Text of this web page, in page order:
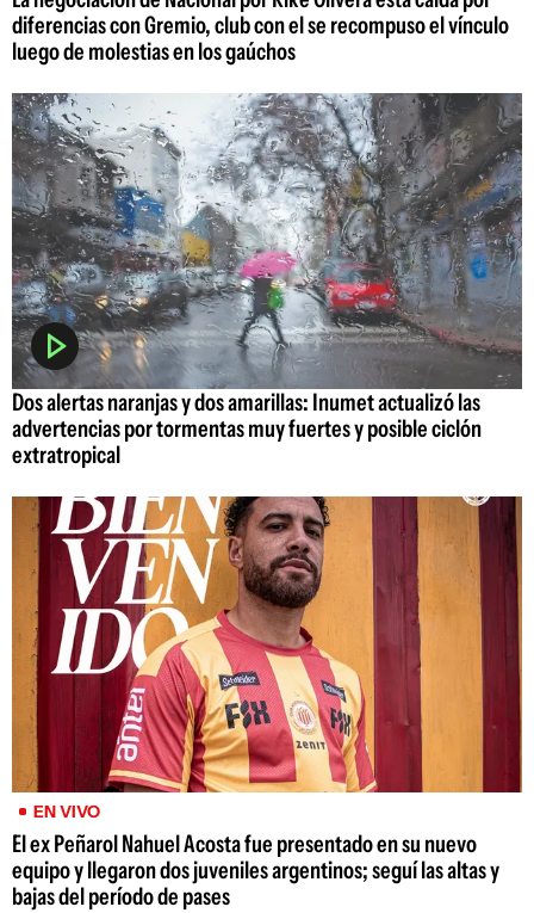
diferencias con Gremio, club con el se recompuso el vínculo
luego de molestias en los gaúchos
Dos alertas naranjas y dos amarillas: Inumet actualizó las
advertencias por tormentas muy fuertes y posible ciclón
extratropical
EN VIVO
El ex Peñarol Nahuel Acosta fue presentado en su nuevo
equipo y llegaron dos juveniles argentinos; seguí las altas y
bajas del período de pases